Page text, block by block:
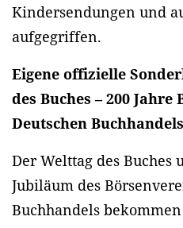
Kindersendungen und
aufgegriffen.
Eigene offizielle
des Buches – 200
Deutschen
Der Welttag des Buches
Jubiläum des
Buchhandels